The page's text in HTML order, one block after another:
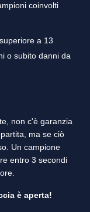
coinvolti
a 13
o subito danni da
non c'è garanzia
ma se ciò
Un campione
entro 3 secondi
è aperta!